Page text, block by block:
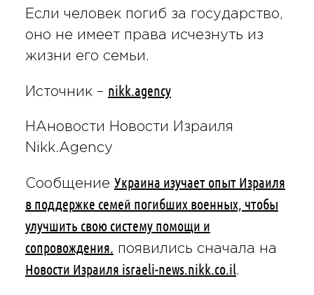
Если человек погиб за государство,
оно не имеет права исчезнуть из
жизни его семьи.
Источник – nikk.agency
НАновости Новости Израиля
Nikk.Agency
Сообщение Украина изучает опыт Израиля
в поддержке семей погибших военных, чтобы
улучшить свою систему помощи и
сопровождения. появились сначала на
Новости Израиля israeli-news.nikk.co.il.